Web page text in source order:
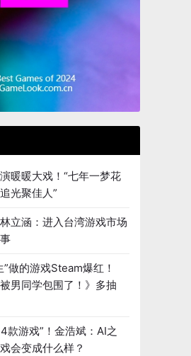
暖暖大戏！“七年一梦花
光聚佳人”
立涵：进入台湾游戏市场
”做的游戏Steam爆红！
被男同学包围了！》多抽
款游戏”！金浩斌：AI之
会变成什么样？